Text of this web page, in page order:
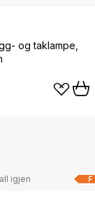
og taklampe,
F
igjen